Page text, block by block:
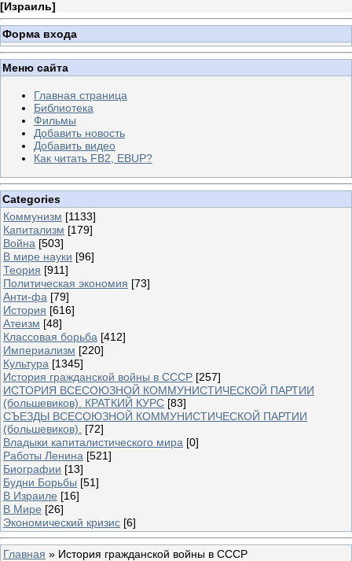
[Израиль]
Форма входа
Меню сайта
Главная страница
Библиотека
Фильмы
Добавить новость
Добавить видео
Как читать FB2, EBUP?
Categories
Коммунизм [1133]
Капитализм [179]
Война [503]
В мире науки [96]
Теория [911]
Политическая экономия [73]
Анти-фа [79]
История [616]
Атеизм [48]
Классовая борьба [412]
Империализм [220]
Культура [1345]
История гражданской войны в СССР [257]
ИСТОРИЯ ВСЕСОЮЗНОЙ КОММУНИСТИЧЕСКОЙ ПАРТИИ
(большевиков). КРАТКИЙ КУРС [83]
СЪЕЗДЫ ВСЕСОЮЗНОЙ КОММУНИСТИЧЕСКОЙ ПАРТИИ
(большевиков).
[72]
Владыки капиталистического мира [0]
Работы Ленина [521]
Биографии [13]
Будни Борьбы [51]
В Израиле [16]
В Мире [26]
Экономический кризис [6]
Главная » История гражданской войны в СССР